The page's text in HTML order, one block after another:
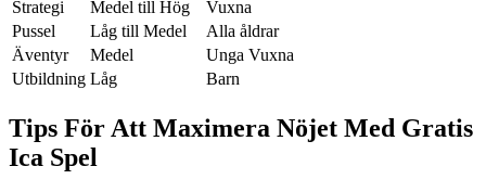
Strategi
Medel till Hög
Vuxna
Pussel
Låg till Medel
Alla åldrar
Äventyr
Medel
Unga Vuxna
Utbildning Låg Barn
Tips För Att Maximera Nöjet Med Gratis
Ica Spel